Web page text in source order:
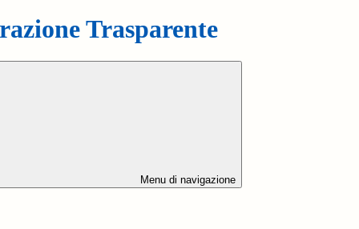
Trasparente
Menu di navigazione